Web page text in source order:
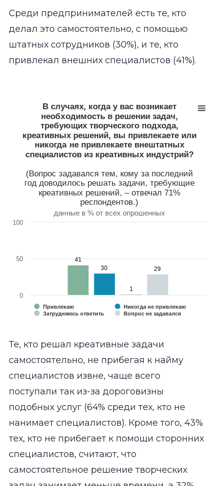
Среди предпринимателей есть те, кто
делал это самостоятельно, с помощью
штатных сотрудников (30%), и те, кто
привлекал внешних специалистов (41%).
Bar chart with 4 data series.
данные в % от всех опрошенных
View as data table, В случаях, когда у вас возникает
The chart has 1 X axis displaying categories.
The chart has 1 Y axis displaying values. Range: 0 to 100.
В случаях, когда у вас возникает
необходимость в решении задач,
требующих творческого подхода,
креативных решений, вы привлекаете или
никогда не привлекаете внештатных
специалистов из креативных индустрий?
(Вопрос задавался тем, кому за последний
год доводилось решать задачи, требующие
креативных решений, – отвечал 71%
респондентов.)
данные в % от всех опрошенных
41
41
30
30
11
29
29
Привлекаю Никогда не привлекаю
Затрудняюсь ответить Вопрос не задавался
0
50
100
Те, кто решал креативные задачи
самостоятельно, не прибегая к найму
специалистов извне, чаще всего
поступали так из-за дороговизны
подобных услуг (64% среди тех, кто не
нанимает специалистов). Кроме того, 43%
тех, кто не прибегает к помощи сторонних
специалистов, считают, что
самостоятельное решение творческих